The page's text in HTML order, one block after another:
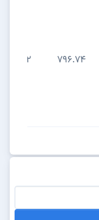
796.74
2